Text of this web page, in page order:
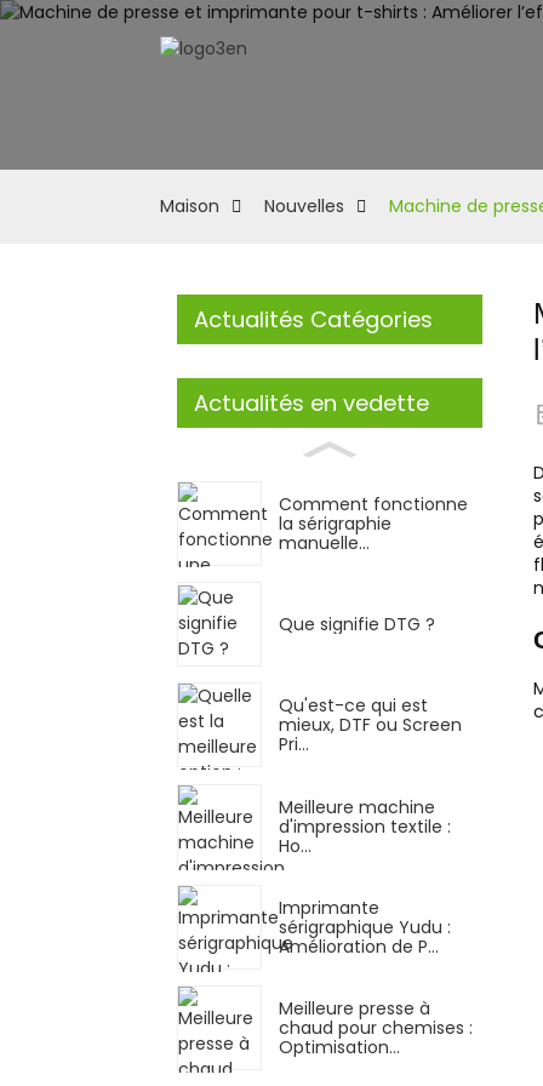
Maison Nouvelles Machine de
Actualités Catégories
Actualités en vedette
Comment fonctionne
la sérigraphie
manuelle...
Que signifie DTG ?
Qu'est-ce qui est
mieux, DTF ou Screen
Pri...
Meilleure machine
d'impression textile :
Ho...
Imprimante
sérigraphique Yudu :
Amélioration de P...
Meilleure presse à
chaud pour chemises :
Optimisation…